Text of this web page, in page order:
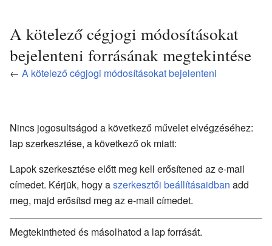
A kötelező cégjogi módosításokat
bejelenteni forrásának megtekintése
← A kötelező cégjogi módosításokat bejelenteni
Nincs jogosultságod a következő művelet elvégzéséhez:
lap szerkesztése, a következő ok miatt:
Lapok szerkesztése előtt meg kell erősítened az e-mail
címedet. Kérjük, hogy aszerkesztői beállításaidban add
meg, majd erősítsd meg az e-mail címedet.
Megtekintheted és másolhatod a lap forrását.